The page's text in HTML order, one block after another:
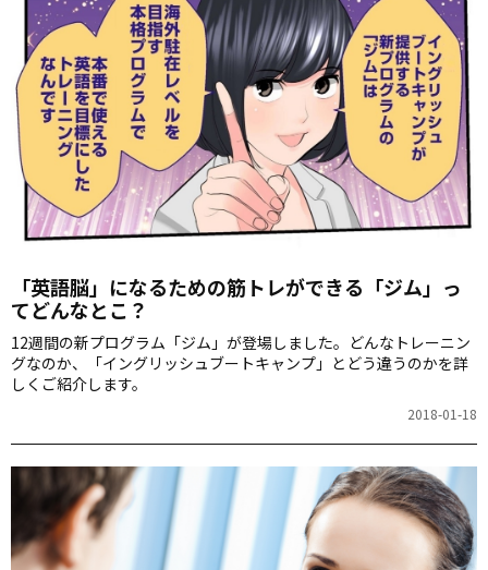
「英語脳」になるための筋トレができる「ジム」っ
てどんなとこ？
12週間の新プログラム「ジム」が登場しました。どんなトレーニン
グなのか、「イングリッシュブートキャンプ」とどう違うのかを詳
しくご紹介します。
2018-01-18